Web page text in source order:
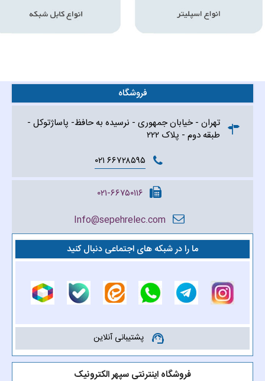
فروشگاه
تهران - خیابان جمهوری - نرسیده به حافظ- پاساژتوکل -
طبقه دوم - پلاک ۲۲۲
۶۶۷۲۸۵۹۵ ۰۲۱
۰۲۱-۶۶۷۵۰۱۱۶
Info@sepehrelec.com
ما را در شبکه های اجتماعی دنبال کنید
support_agent پشتیبانی آنلاین
فروشگاه اینترنتی سپهر الکترونیک